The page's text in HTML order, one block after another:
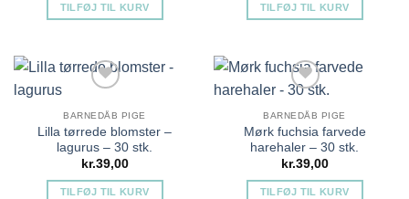
TILFØJ TIL KURV TILFØJ TIL KURV
BARNEDÅB PIGE
Lilla tørrede blomster –
lagurus – 30 stk.
kr.39,00
TILFØJ TIL KURV
BARNEDÅB PIGE
Mørk fuchsia farvede
harehaler – 30 stk.
kr.39,00
TILFØJ TIL KURV